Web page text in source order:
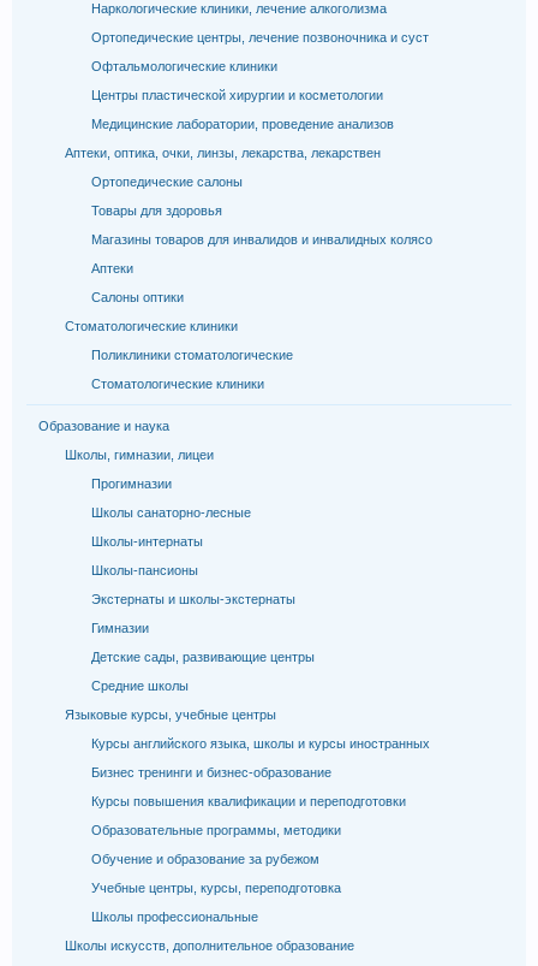
Наркологические клиники, лечение алкоголизма
Ортопедические центры, лечение позвоночника и суст
Офтальмологические клиники
Центры пластической хирургии и косметологии
Медицинские лаборатории, проведение анализов
Аптеки, оптика, очки, линзы, лекарства, лекарствен
Ортопедические салоны
Товары для здоровья
Магазины товаров для инвалидов и инвалидных колясо
Аптеки
Салоны оптики
Стоматологические клиники
Поликлиники стоматологические
Стоматологические клиники
Образование и наука
Школы, гимназии, лицеи
Прогимназии
Школы санаторно-лесные
Школы-интернаты
Школы-пансионы
Экстернаты и школы-экстернаты
Гимназии
Детские сады, развивающие центры
Средние школы
Языковые курсы, учебные центры
Курсы английского языка, школы и курсы иностранных
Бизнес тренинги и бизнес-образование
Курсы повышения квалификации и переподготовки
Образовательные программы, методики
Обучение и образование за рубежом
Учебные центры, курсы, переподготовка
Школы профессиональные
Школы искусств, дополнительное образование